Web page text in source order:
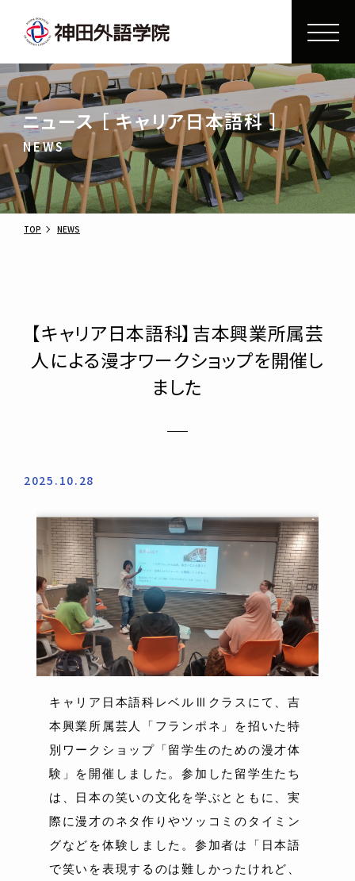
ニュース ［ キャリア日本語科 ］
NEWS
TOP NEWS
【キャリア日本語科】吉本興業所属芸
人による漫才ワークショップを開催し
ました
2025.10.28
キャリア日本語科レベルⅢクラスにて、吉
本興業所属芸人「フランポネ」を招いた特
別ワークショップ「留学生のための漫才体
験」を開催しました。参加した留学生たち
は、日本の笑いの文化を学ぶとともに、実
際に漫才のネタ作りやツッコミのタイミン
グなどを体験しました。参加者は「日本語
で笑いを表現するのは難しかったけれど、